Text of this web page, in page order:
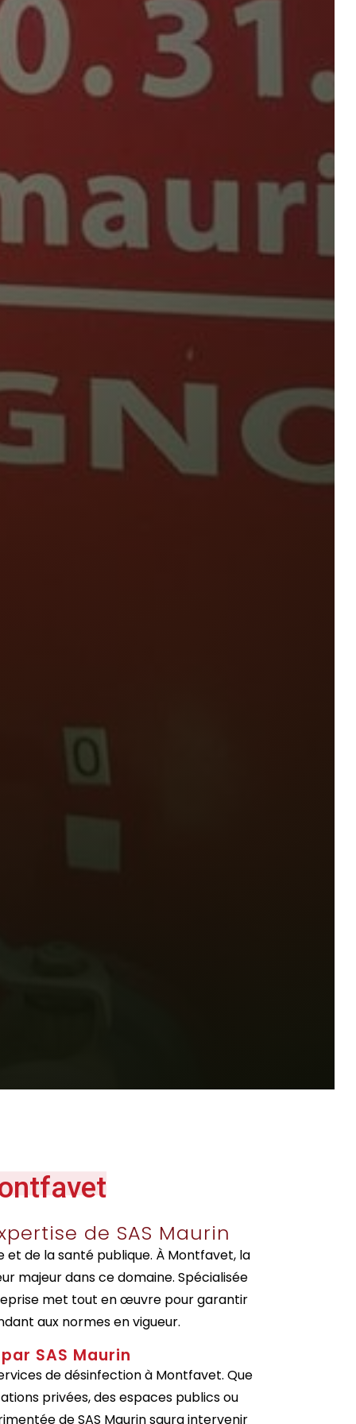
de SAS Maurin
de la santé publique. À Montfavet, la
majeur dans ce domaine. Spécialisée
met tout en œuvre pour garantir
aux normes en vigueur.
SAS Maurin
de désinfection à Montfavet. Que
privées, des espaces publics ou
de SAS Maurin saura intervenir